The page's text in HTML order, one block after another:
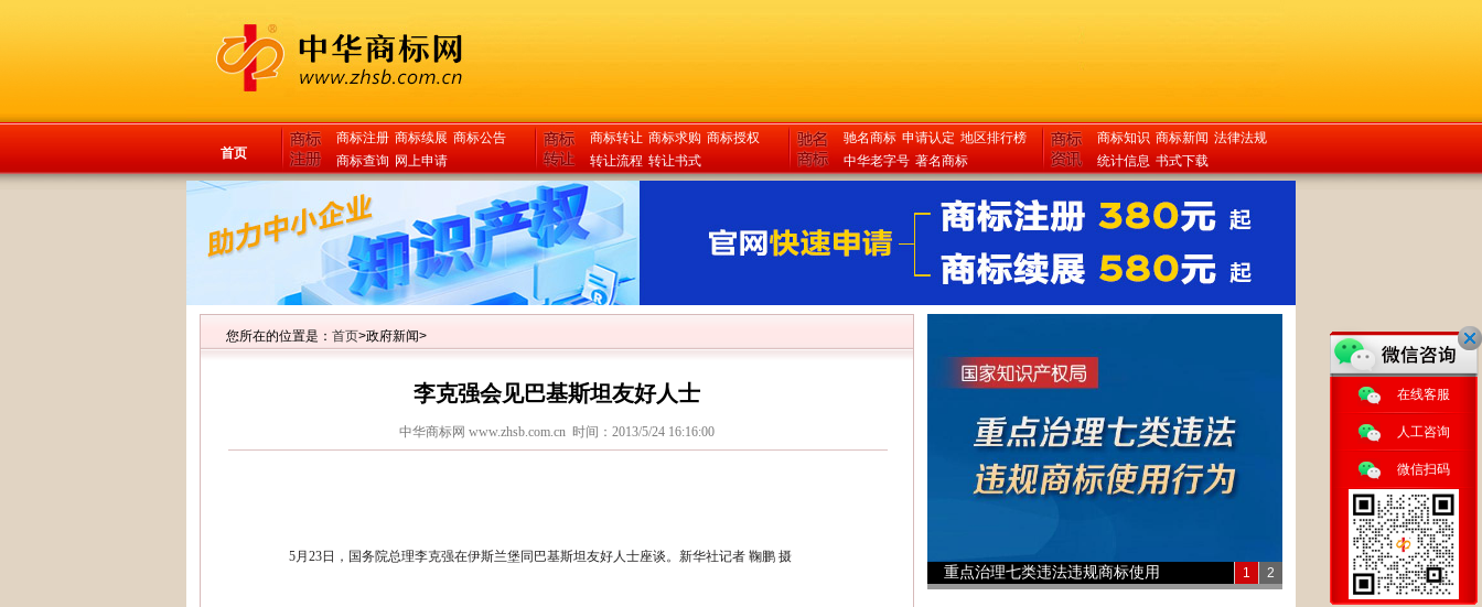
首页
商标注册 商标续展 商标公告
商标查询 网上申请
商标转让 商标求购 商标授权
转让流程 转让书式
驰名商标 申请认定 地区排行榜
中华老字号 著名商标
商标知识 商标新闻 法律法规
统计信息 书式下载
您所在的位置是： 首页>政府新闻>
李克强会见巴基斯坦友好人士
中华商标网 www.zhsb.com.cn 时间：2013/5/24 16:16:00
5月23日，国务院总理李克强在伊斯兰堡同巴基斯坦友好人士座谈。新华社记者 鞠鹏 摄
重点治理七类违法违规商标使用
行为
1 2
在线客服
人工咨询
微信扫码